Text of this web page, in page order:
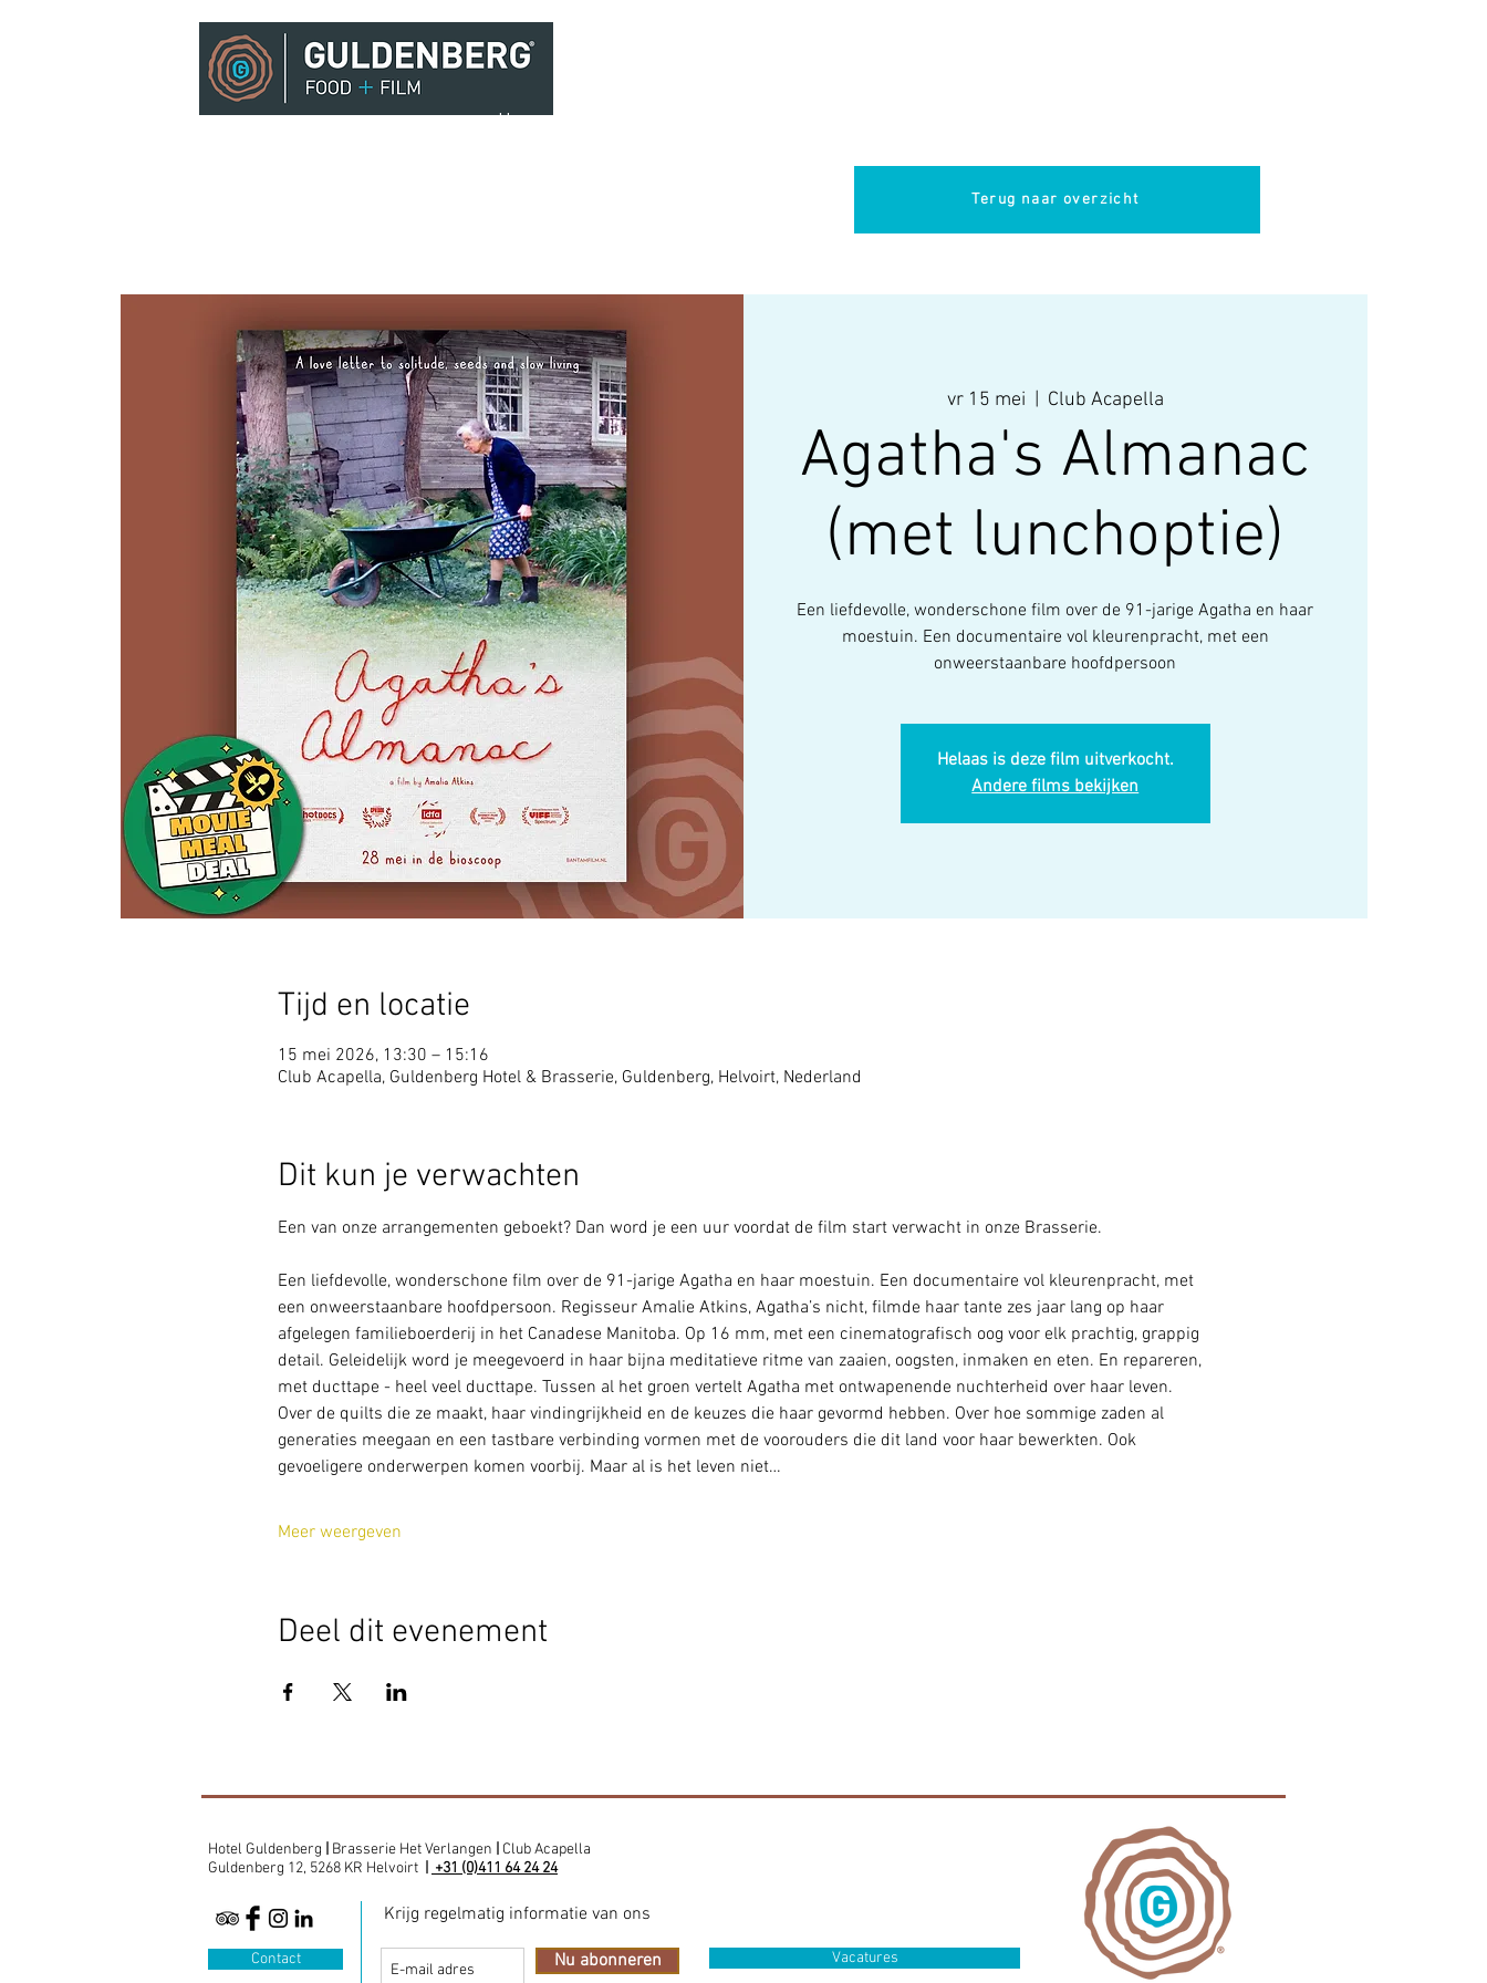
Home
Terug naar overzicht
vr 15 mei
  |
Club Acapella
Agatha's Almanac
(met lunchoptie)
Een liefdevolle, wonderschone film over de 91-jarige Agatha en haar
moestuin. Een documentaire vol kleurenpracht, met een
onweerstaanbare hoofdpersoon
Helaas is deze film uitverkocht.
Andere films bekijken
Tijd en locatie
15 mei 2026, 13:30 – 15:16
Club Acapella, Guldenberg Hotel & Brasserie, Guldenberg, Helvoirt, Nederland
Dit kun je verwachten
Een van onze arrangementen geboekt? Dan word je een uur voordat de film start verwacht in onze Brasserie.
Een liefdevolle, wonderschone film over de 91-jarige Agatha en haar moestuin. Een documentaire vol kleurenpracht, met
een onweerstaanbare hoofdpersoon. Regisseur Amalie Atkins, Agatha’s nicht, filmde haar tante zes jaar lang op haar
afgelegen familieboerderij in het Canadese Manitoba. Op 16 mm, met een cinematografisch oog voor elk prachtig, grappig
detail. Geleidelijk word je meegevoerd in haar bijna meditatieve ritme van zaaien, oogsten, inmaken en eten. En repareren,
met ducttape - heel veel ducttape. Tussen al het groen vertelt Agatha met ontwapenende nuchterheid over haar leven.
Over de quilts die ze maakt, haar vindingrijkheid en de keuzes die haar gevormd hebben. Over hoe sommige zaden al
generaties meegaan en een tastbare verbinding vormen met de voorouders die dit land voor haar bewerkten. Ook
gevoeligere onderwerpen komen voorbij. Maar al is het leven niet…
Meer weergeven
Deel dit evenement
Hotel Guldenberg Brasserie Het Verlangen
Club Acapella
Guldenberg 12, 5268 KR Helvoirt
+31 (0)411 64 24 24
Contact
Krijg regelmatig informatie van ons
Nu abonneren Vacatures